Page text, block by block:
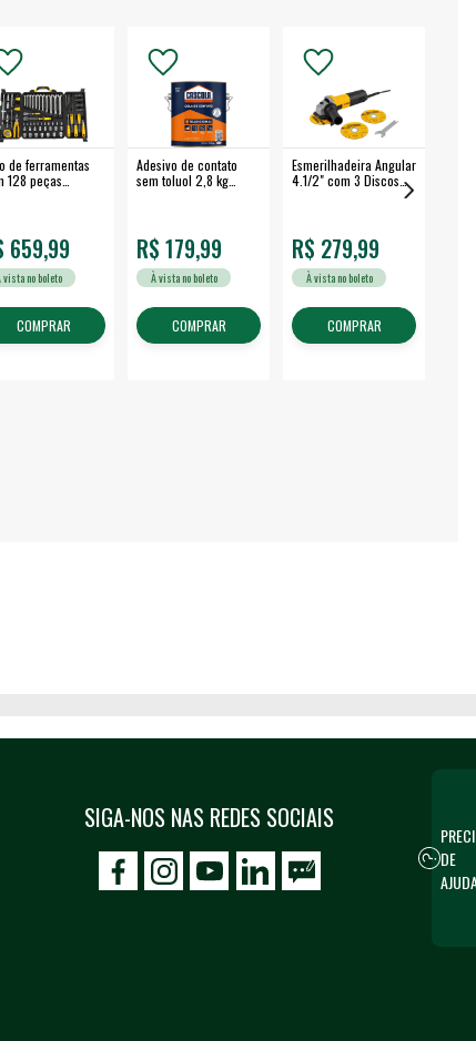
de ferramentas
128 peças
fechada -
659,99
vista no boleto
COMPRAR
Adesivo de contato
sem toluol 2,8 kg
R$ 179,99
À vista no boleto
COMPRAR
Esmerilhadeira Angular
4.1/2" com 3 Discos
R$ 279,99
À vista no boleto
COMPRAR
SIGA-NOS NAS REDES SOCIAIS
icon-facebook
icon-social02icon-social03
DE